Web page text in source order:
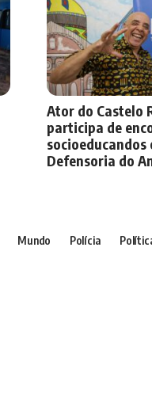
Ator do Castelo
participa de
Defensoria do
Mundo Polícia